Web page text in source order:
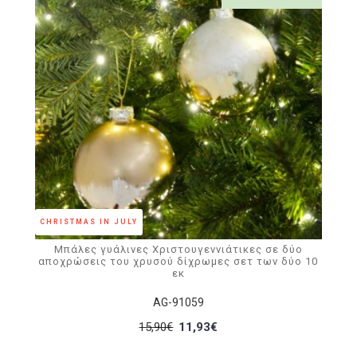
CHRISTMAS IN JULY
AG-91059
Μπάλες γυάλινες Χριστουγεννιάτικες σε δύο
αποχρώσεις του χρυσού δίχρωμες σετ των δύο 10
εκ
15,90€ 11,93€